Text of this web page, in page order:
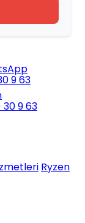
9 63
9 63
Ryzen